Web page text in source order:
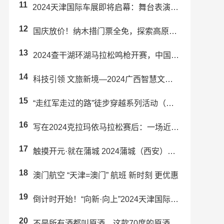
11 2024天津国际车展即将启幕：舞台表演精彩纷呈！
12 国庆放价！纳木措门票全免，探索高原圣湖！
13 2024查干湖环湖马拉松鸣枪开赛，中国运动员包揽男女子冠军
14 科技引领 文旅新境—2024广西智慧文旅 行业交流大会在南宁成功举办
15 “走红军走过的路”徒步穿越系列活动（东安站）暨舜皇山首届登山活动举行
16 写在2024克拉玛依马拉松赛后：一场近乎完美的“双向奔赴”
17 触摸开元·就在蒲城 2024蒲城（西安）文旅推介会成功举办
18 澳门航空 “天津=澳门” 航班 新时刻 更优惠
19 倒计时开始！“向新·向上”2024天津国际车展即将启幕！
20